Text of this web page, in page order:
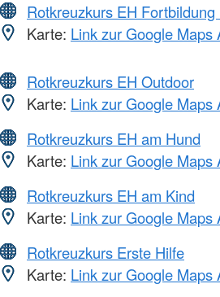
Rotkreuzkurs EH Fortbildung
Karte: Link zur Google Maps
Rotkreuzkurs EH Outdoor
Karte: Link zur Google Maps
Rotkreuzkurs EH am Hund
Karte: Link zur Google Maps
Rotkreuzkurs EH am Kind
Karte: Link zur Google Maps
Rotkreuzkurs Erste Hilfe
Karte: Link zur Google Maps